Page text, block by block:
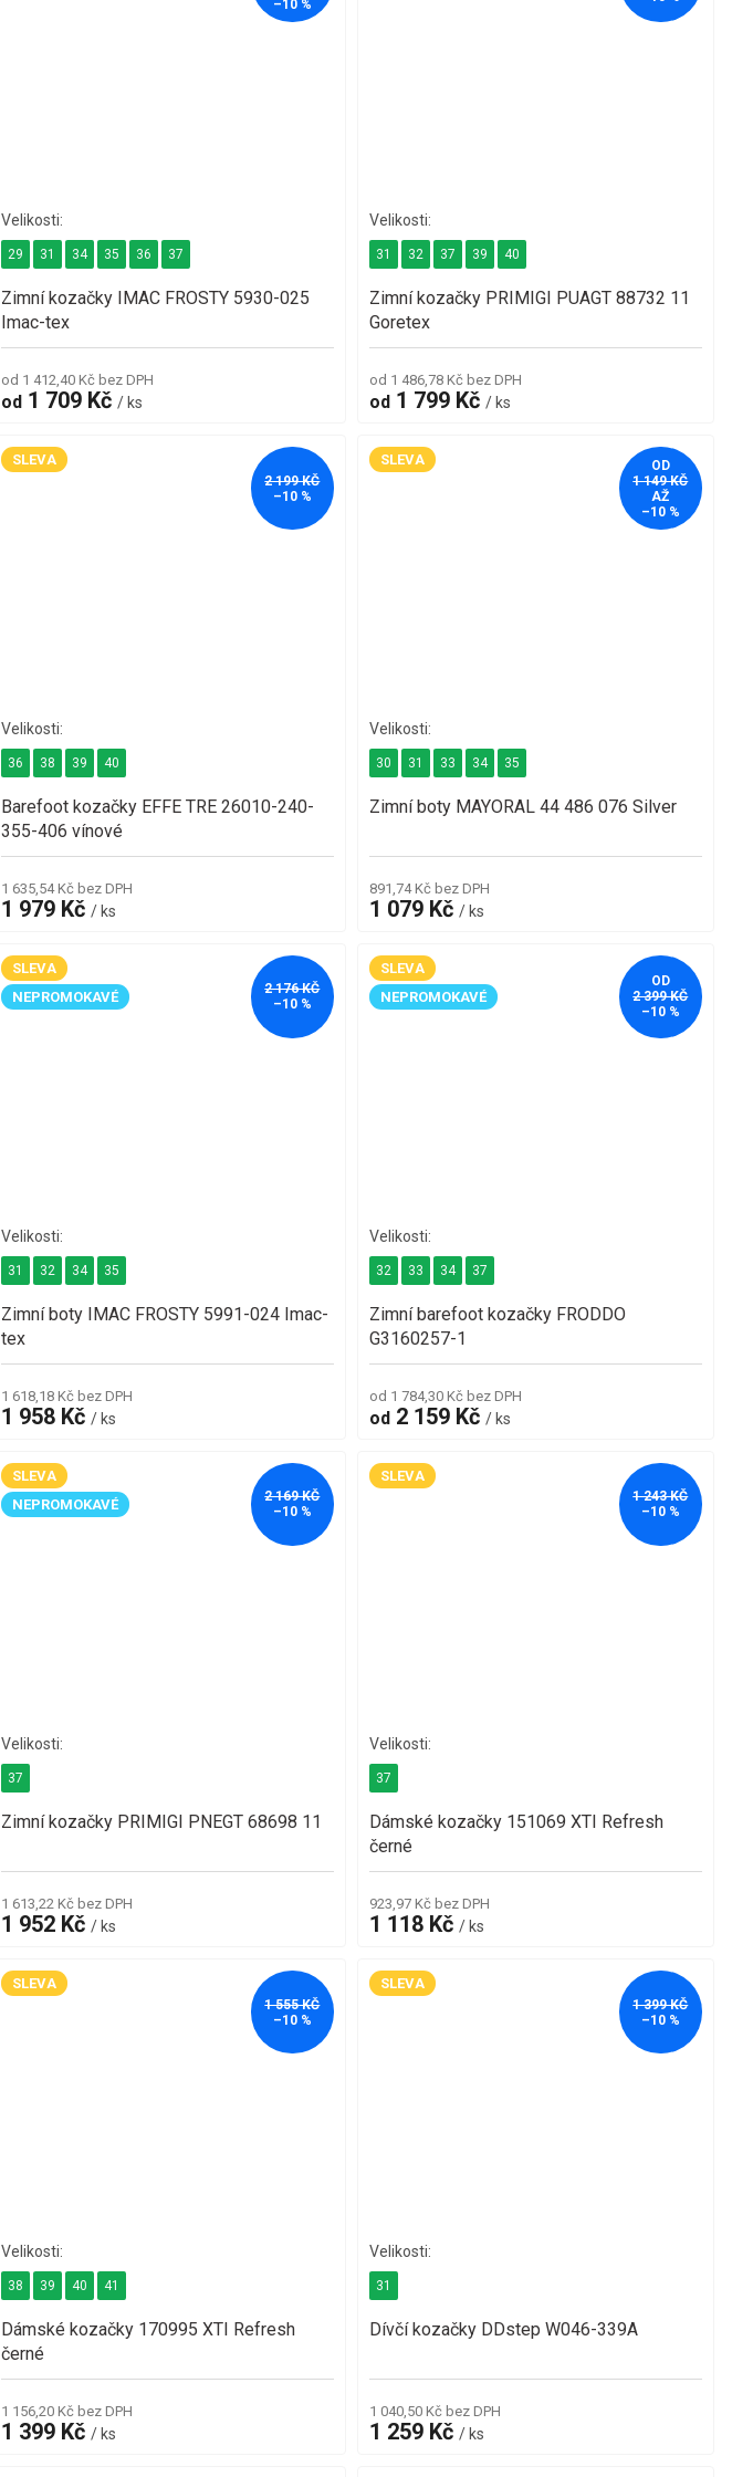
–10 %
Zimní kozačky IMAC FROSTY 5930-025
Imac-tex
od 1 412,40 Kč bez DPH
od1 709 Kč / ks
29 31 34 35 36 37
Zimní kozačky PRIMIGI PUAGT 88732 11
Goretex
od 1 486,78 Kč bez DPH
od1 799 Kč / ks
31 32 37 39 40
SLEVA
2 199 KČ
–10 %
Barefoot kozačky EFFE TRE 26010-240-
355-406 vínové
1 635,54 Kč bez DPH
1 979 Kč / ks
36 38 39 40
SLEVA
OD
1 149 KČ
AŽ
–10 %
Zimní boty MAYORAL 44 486 076 Silver
891,74 Kč bez DPH
1 079 Kč / ks
30 31 33 34 35
SLEVA
NEPROMOKAVÉ
2 176 KČ
–10 %
Zimní boty IMAC FROSTY 5991-024 Imac-
tex
1 618,18 Kč bez DPH
1 958 Kč / ks
31 32 34 35
SLEVA
NEPROMOKAVÉ
OD
2 399 KČ
–10 %
Zimní barefoot kozačky FRODDO
G3160257-1
od 1 784,30 Kč bez DPH
od2 159 Kč / ks
32 33 34 37
SLEVA
NEPROMOKAVÉ
2 169 KČ
–10 %
Zimní kozačky PRIMIGI PNEGT 68698 11
1 613,22 Kč bez DPH
1 952 Kč / ks
37
SLEVA
1 243 KČ
–10 %
Dámské kozačky 151069 XTI Refresh
černé
923,97 Kč bez DPH
1 118 Kč / ks
37
SLEVA
1 555 KČ
–10 %
Dámské kozačky 170995 XTI Refresh
černé
1 156,20 Kč bez DPH
1 399 Kč / ks
38 39 40 41
SLEVA
1 399 KČ
–10 %
Dívčí kozačky DDstep W046-339A
1 040,50 Kč bez DPH
1 259 Kč / ks
31